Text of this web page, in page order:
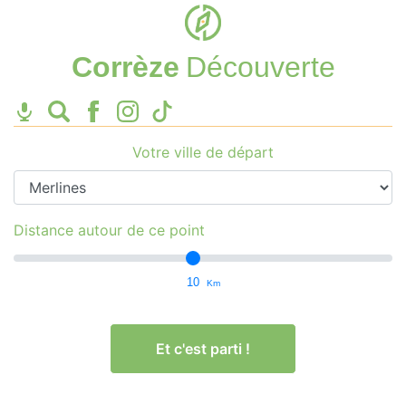
Corrèze Découverte
Votre ville de départ
Distance autour de ce point
10 Km
Et c'est parti !